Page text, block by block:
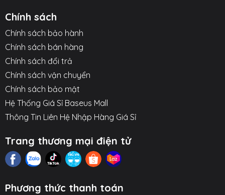
Chuyên Dụng Cho Các Dòng Máy iP12 Trở Lên:
Hình ảnh sản phẩm
Chính sách
Chính sách bảo hành
Chính sách bán hàng
Chính sách đổi trả
Chính sách vận chuyển
Chính sách bảo mật
Hệ Thống Giá Sỉ Baseus Mall
Thông Tin Liên Hệ Nhập Hàng Giá Sỉ
Trang thương mại điện tử
Phương thức thanh toán